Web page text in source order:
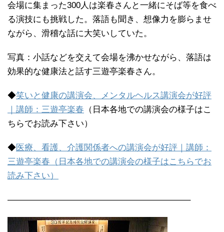
会場に集まった300人は楽春さんと一緒にそば等を食べ
る演技にも挑戦した。落語も聞き、想像力を膨らませ
ながら、滑稽な話に大笑いしていた。
写真：小話などを交えて会場を沸かせながら、落語は
効果的な健康法と話す三遊亭楽春さん。
◆笑いと健康の講演会、メンタルヘルス講演会が好評
｜講師：三遊亭楽春 （日本各地での講演会の様子はこ
ちらでお読み下さい）
◆医療、看護、介護関係者への講演会が好評｜講師：
三遊亭楽春（日本各地での講演会の様子はこちらでお
読み下さい）
—————————————————————–